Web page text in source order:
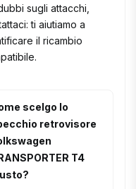
sugli attacchi,
ti aiutiamo a
il ricambio
scelgo lo
retrovisore
T4